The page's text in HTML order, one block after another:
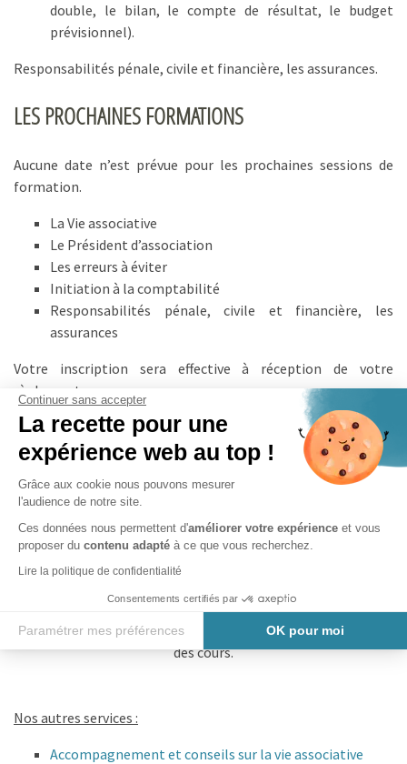
Continuer sans accepter
La recette pour une
expérience web au top !
Grâce aux cookie nous pouvons mesurer
l'audience de notre site.
Ces données nous permettent d'améliorer votre expérience et vous
proposer du contenu adapté à ce que vous recherchez.
Lire la politique de confidentialité
Consentements certifiés par
Paramétrer mes préférences OK pour moi
Plateforme de Gestion du Consentement : Personnalisez vos
double, le bilan, le compte de résultat, le budget
prévisionnel).
Responsabilités pénale, civile et financière, les assurances.
LES PROCHAINES FORMATIONS
Aucune date n’est prévue pour les prochaines sessions de
formation.
La Vie associative
Le Président d’association
Les erreurs à éviter
Initiation à la comptabilité
Responsabilités pénale, civile et financière, les
assurances
Votre inscription sera effective à réception de votre
règlement
DÉROULEMENT DES SESSIONS
Les formations sont au Cava 49 à Angers. Les intervenants
sont des bénévoles de l’
de la vie associative et de la comptabilité
S’INSCRIRE AUX FORMATIONS
Les formations se déroulent de 17h30 à 19H30.
Le coût des formations se limite aux frais des photocopies
des cours.
Nos autres services :
Accompagnement et conseils sur la vie associative